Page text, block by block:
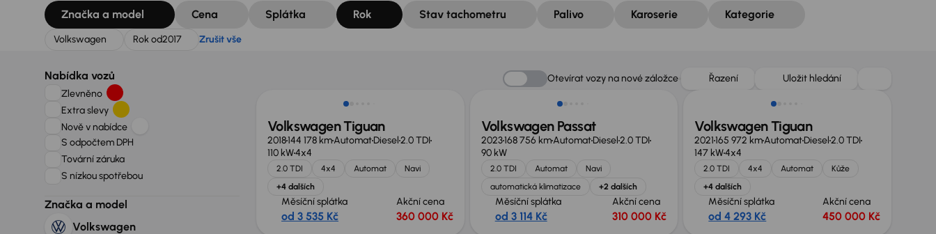
Značka a model Cena Splátka Rok Stav tachometru Palivo Karoserie Kategorie
Volkswagen Rok od2017 Zrušit vše
Nabídka vozů
Zlevněno
Extra slevy
Nově v nabídce
S odpočtem DPH
Tovární záruka
S nízkou spotřebou
Značka a model
Volkswagen
Otevírat vozy na nové záložce Řazení Uložit hledání
Volkswagen Tiguan
2018144 178 kmAutomatDiesel2.0 TDI
110 kW4x4
2.0 TDI 4x4 Automat
Navi
+4 dalších
Měsíční splátka
od 3 535 Kč
Akční cena
360 000 Kč
Volkswagen Passat
2023168 756 kmAutomatDiesel2.0 TDI
90 kW
2.0 TDI Automat
Navi
automatická klimatizace
+2 dalších
Měsíční splátka
od 3 114 Kč
Akční cena
310 000 Kč
Zlevněno o 70 000 Kč
Volkswagen Tiguan
2021165 972 kmAutomatDiesel2.0 TDI
147 kW4x4
2.0 TDI 4x4 Automat
Kůže
+4 dalších
Měsíční splátka
od 4 293 Kč
Akční cena
450 000 Kč
Zlevněno o 30 000 Kč